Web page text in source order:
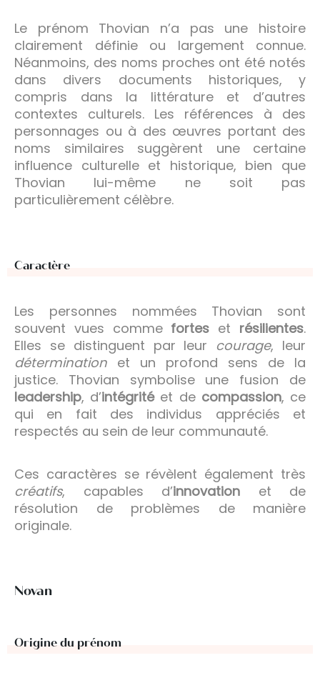
Le prénom Thovian n’a pas une histoire
clairement définie ou largement connue.
Néanmoins, des noms proches ont été notés
dans divers documents historiques, y
compris dans la littérature et d’autres
contextes culturels. Les références à des
personnages ou à des œuvres portant des
noms similaires suggèrent une certaine
influence culturelle et historique, bien que
Thovian lui-même ne soit pas
particulièrement célèbre.
Caractère
Les personnes nommées Thovian sont
souvent vues comme fortes et résilientes.
Elles se distinguent par leur courage, leur
détermination et un profond sens de la
justice. Thovian symbolise une fusion de
leadership, d’intégritéet de compassion, ce
qui en fait des individus appréciés et
respectés au sein de leur communauté.
Ces caractères se révèlent également très
créatifs, capables d’innovation et de
résolution de problèmes de manière
originale.
Novan
Origine du prénom